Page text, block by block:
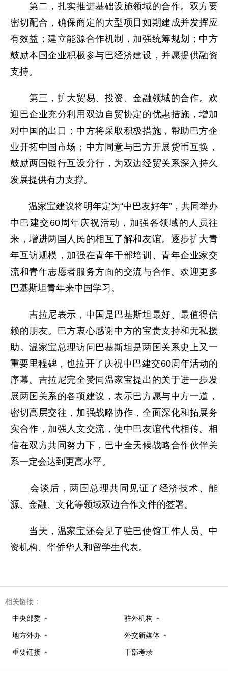
第二，扎实推进基础设施领域的合作。双方要
密切配合，确保商定的大型项目如期建成并发挥应
有效益；建立能源合作机制，加强统筹规划；中方
鼓励本国企业积极参与巴经济建设，并愿提供融资
支持。
第三，扩大贸易、投资、金融领域的合作。欢
迎巴企业充分利用双边自贸协定的优惠措施，增加
对中国的出口；中方将采取积极措施，帮助巴方企
业开拓中国市场；中方同意与巴方开展货币互换，
鼓励两国银行互设分行，为双边经贸关系深入持久
发展提供有力支撑。
温家宝建议将明年定为“中巴友好年”，共同举办
中巴建交60周年庆祝活动，加强各领域的人员往
来，增进两国人民的相互了解和友谊。逐步扩大青
年互访规模，加强在青年干部培训、青年企业家交
流和青年志愿者服务方面的交流与合作。欢迎更多
巴基斯坦青年来中国学习。
吉拉尼表示，中国是巴基斯坦最好、最值得信
赖的朋友。巴方衷心感谢中方的宝贵支持和无私援
助。温家宝总理访问巴基斯坦是两国关系史上又一
重要里程碑，也拉开了庆祝中巴建交60周年活动的
序幕。吉拉尼完全赞同温家宝提出的关于进一步发
展两国关系的各项建议，表示巴方愿与中方一道，
密切高层交往，加强战略协作，全面深化和拓展务
实合作，加强人文交流，使中巴友谊代代相传。相
信在双方共同努力下，巴中全天候战略合作伙伴关
系一定会达到更高水平。
会谈后，两国总理共同见证了经济技术、能
源、金融、文化等领域双边合作文件的签署。
当天，温家宝还会见了驻巴使馆工作人员、中
资机构、华侨华人和留学生代表。
相关链接：
中央部委 驻外机构
地方外办 外交新媒体
重要链接 干部考录